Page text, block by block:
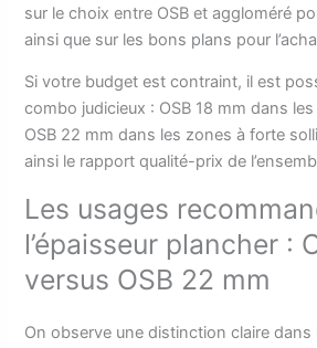
sur le choix entre OSB et aggloméré
ainsi que sur les bons plans pour
Si votre budget est contraint, il est
combo judicieux : OSB 18 mm dans
OSB 22 mm dans les zones à forte
ainsi le rapport qualité-prix de
Les usages
l’épaisseur plancher :
versus OSB 22 mm
On observe une distinction claire dans